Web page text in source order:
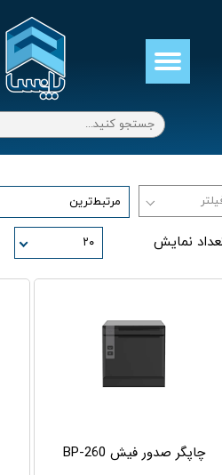
حساب کاربری من
تغییر گذر واژه
سفارشات
خروج از حساب کاربری
مرتبط‌ترین
نمایش ۲۰
چاپگر صدور فیش BP-260